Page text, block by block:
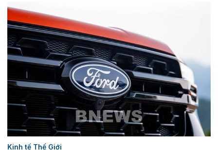
Kinh tế Thế Giới